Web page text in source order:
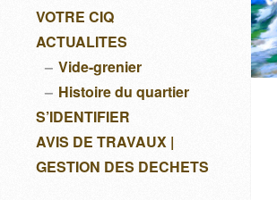
VOTRE CIQ
ACTUALITES
Vide-grenier
Histoire du quartier
S’IDENTIFIER
AVIS DE TRAVAUX |
GESTION DES DECHETS